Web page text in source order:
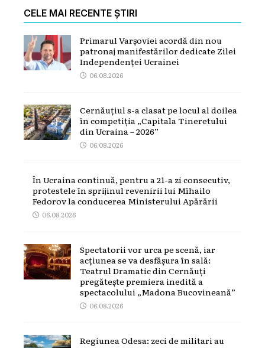
CELE MAI RECENTE ȘTIRI
Primarul Varșoviei acordă din nou
patronaj manifestărilor dedicate Zilei
Independenței Ucrainei
06.08.2026
Cernăuțiul s-a clasat pe locul al doilea
în competiția „Capitala Tineretului
din Ucraina – 2026”
06.08.2026
În Ucraina continuă, pentru a 21-a zi consecutiv,
protestele în sprijinul revenirii lui Mîhailo
Fedorov la conducerea Ministerului Apărării
06.08.2026
Spectatorii vor urca pe scenă, iar
acțiunea se va desfășura în sală:
Teatrul Dramatic din Cernăuți
pregătește premiera inedită a
spectacolului „Madona Bucovineană”
06.08.2026
Regiunea Odesa: zeci de militari au